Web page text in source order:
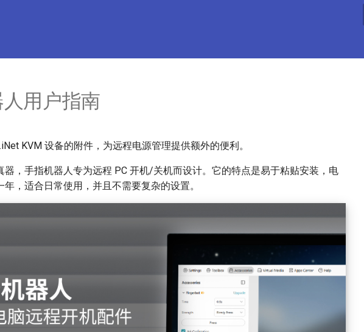
用户指南
KVM 设备的附件，为远程电源管理提供额外的便利。
器，手指机器人专为远程 PC 开机/关机而设计。它的特点是易于粘贴安装，电
，适合日常使用，并且不需要复杂的设置。